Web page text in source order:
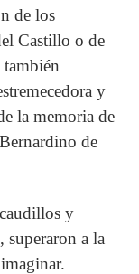
de los
Castillo o de
también
y
la memoria de
de
y
superaron a la